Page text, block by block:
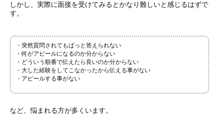
しかし、実際に面接を受けてみるとかなり難しいと感じるはずで
す。
・突然質問されてもぱっと答えられない
・何がアピールになるのか分からない
・どういう順番で伝えたら良いのか分からない
・大した経験をしてこなかったから伝える事がない
・アピールする事がない
など、悩まれる方が多くいます。